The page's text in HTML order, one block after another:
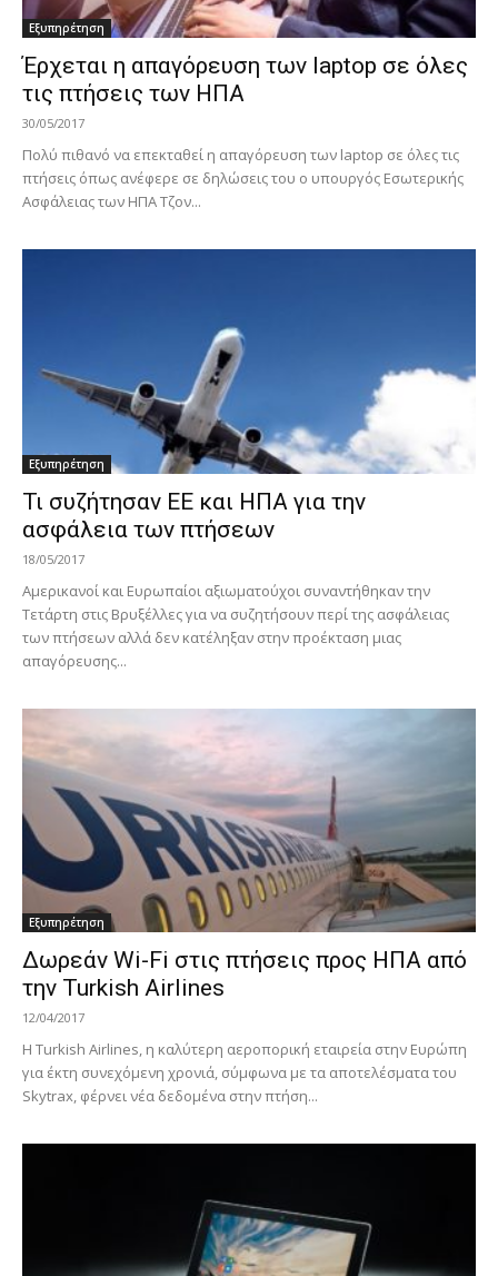
Εξυπηρέτηση
Έρχεται η απαγόρευση των laptop σε όλες
τις πτήσεις των ΗΠΑ
30/05/2017
Πολύ πιθανό να επεκταθεί η απαγόρευση των laptop σε όλες τις
πτήσεις όπως ανέφερε σε δηλώσεις του ο υπουργός Εσωτερικής
Ασφάλειας των ΗΠΑ Τζον...
Εξυπηρέτηση
Τι συζήτησαν ΕΕ και ΗΠΑ για την
ασφάλεια των πτήσεων
18/05/2017
Αμερικανοί και Ευρωπαίοι αξιωματούχοι συναντήθηκαν την
Τετάρτη στις Βρυξέλλες για να συζητήσουν περί της ασφάλειας
των πτήσεων αλλά δεν κατέληξαν στην προέκταση μιας
απαγόρευσης...
Εξυπηρέτηση
Δωρεάν Wi-Fi στις πτήσεις προς ΗΠΑ από
την Turkish Airlines
12/04/2017
Η Turkish Airlines, η καλύτερη αεροπορική εταιρεία στην Ευρώπη
για έκτη συνεχόμενη χρονιά, σύμφωνα με τα αποτελέσματα του
Skytrax, φέρνει νέα δεδομένα στην πτήση...